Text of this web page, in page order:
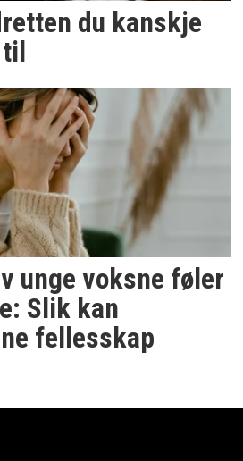
du kanskje
unge voksne føler
Slik kan
fellesskap